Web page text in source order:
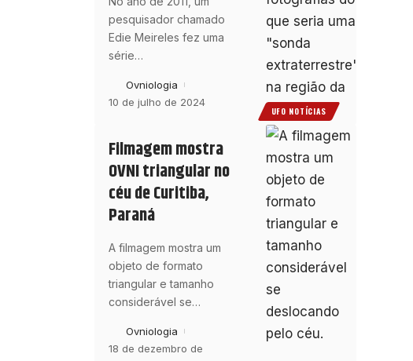
UFO NOTÍCIAS
pesquisador chamado
Edie Meireles fez uma
série…
Ovniologia
10 de julho de 2024
Filmagem mostra
OVNI triangular no
céu de Curitiba,
Paraná
A filmagem mostra um
objeto de formato
triangular e tamanho
considerável se…
Ovniologia
18 de dezembro de